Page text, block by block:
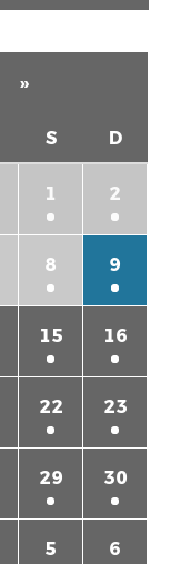
»
S D
1 2
8 9
15 16
22 23
29 30
5 6